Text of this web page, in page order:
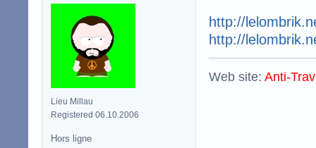
Lieu Millau
Registered 06.10.2006
http://
http://
Web site: Anti-
Hors ligne